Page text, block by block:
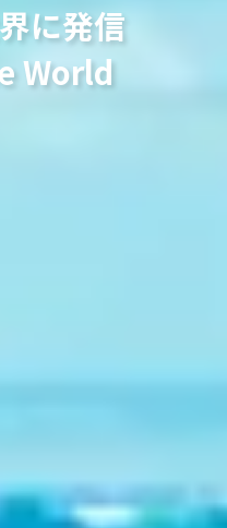
に発信
World